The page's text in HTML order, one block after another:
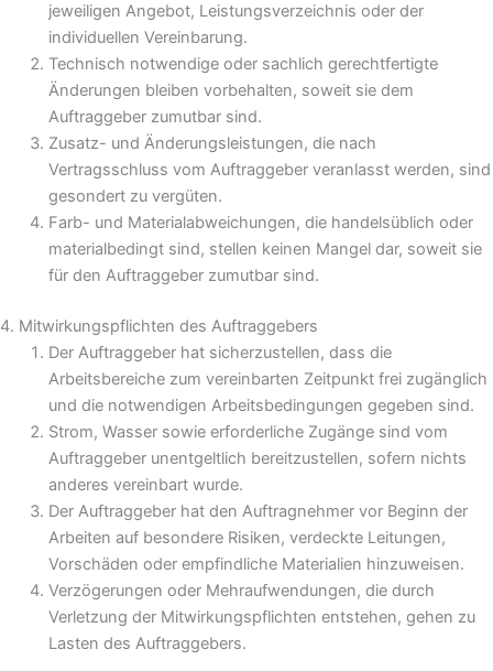
jeweiligen Angebot, Leistungsverzeichnis oder der
individuellen Vereinbarung.
Technisch notwendige oder sachlich gerechtfertigte
Änderungen bleiben vorbehalten, soweit sie dem
Auftraggeber zumutbar sind.
Zusatz- und Änderungsleistungen, die nach
Vertragsschluss vom Auftraggeber veranlasst werden, sind
gesondert zu vergüten.
Farb- und Materialabweichungen, die handelsüblich oder
materialbedingt sind, stellen keinen Mangel dar, soweit sie
für den Auftraggeber zumutbar sind.
4. Mitwirkungspflichten des Auftraggebers
Der Auftraggeber hat sicherzustellen, dass die
Arbeitsbereiche zum vereinbarten Zeitpunkt frei zugänglich
und die notwendigen Arbeitsbedingungen gegeben sind.
Strom, Wasser sowie erforderliche Zugänge sind vom
Auftraggeber unentgeltlich bereitzustellen, sofern nichts
anderes vereinbart wurde.
Der Auftraggeber hat den Auftragnehmer vor Beginn der
Arbeiten auf besondere Risiken, verdeckte Leitungen,
Vorschäden oder empfindliche Materialien hinzuweisen.
Verzögerungen oder Mehraufwendungen, die durch
Verletzung der Mitwirkungspflichten entstehen, gehen zu
Lasten des Auftraggebers.